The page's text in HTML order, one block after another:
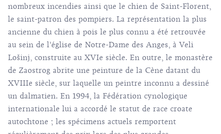
nombreux incendies ainsi que le chien de Saint-Florent,
le saint-patron des pompiers. La représentation la plus
ancienne du chien à pois le plus connu a été retrouvée
au sein de l’église de Notre-Dame des Anges, à Veli
Lošinj, construite au XVIe siècle. En outre, le monastère
de Zaostrog abrite une peinture de la Cène datant du
XVIIIe siècle, sur laquelle un peintre inconnu a dessiné
un dalmatien. En 1994, la Fédération cynologique
internationale lui a accordé le statut de race croate
autochtone ; les spécimens actuels remportent